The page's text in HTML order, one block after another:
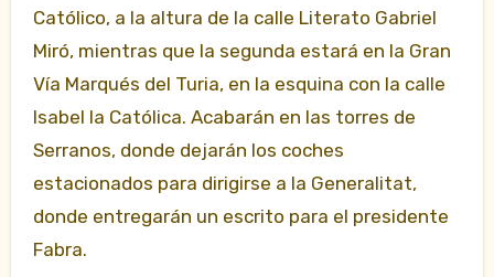
Católico, a la altura de la calle Literato Gabriel
Miró, mientras que la segunda estará en la Gran
Vía Marqués del Turia, en la esquina con la calle
Isabel la Católica. Acabarán en las torres de
Serranos, donde dejarán los coches
estacionados para dirigirse a la Generalitat,
donde entregarán un escrito para el presidente
Fabra.